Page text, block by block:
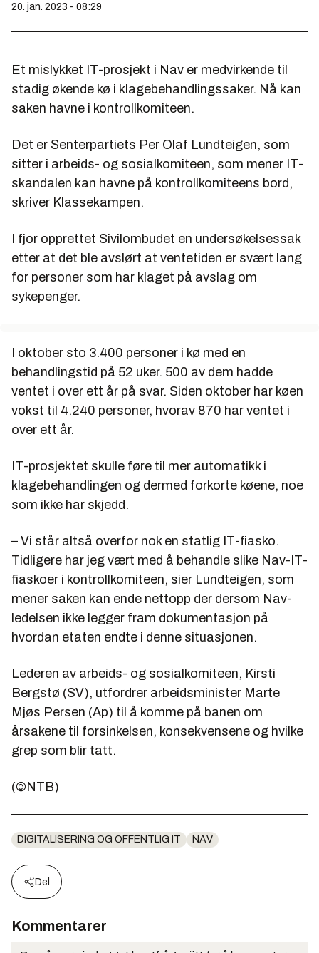
20. jan. 2023 - 08:29
Et mislykket IT-prosjekt i Nav er medvirkende til
stadig økende kø i klagebehandlingssaker. Nå kan
saken havne i kontrollkomiteen.
Det er Senterpartiets Per Olaf Lundteigen, som
sitter i arbeids- og sosialkomiteen, som mener IT-
skandalen kan havne på kontrollkomiteens bord,
skriver Klassekampen.
I fjor opprettet Sivilombudet en undersøkelsessak
etter at det ble avslørt at ventetiden er svært lang
for personer som har klaget på avslag om
sykepenger.
I oktober sto 3.400 personer i kø med en
behandlingstid på 52 uker. 500 av dem hadde
ventet i over ett år på svar. Siden oktober har køen
vokst til 4.240 personer, hvorav 870 har ventet i
over ett år.
IT-prosjektet skulle føre til mer automatikk i
klagebehandlingen og dermed forkorte køene, noe
som ikke har skjedd.
– Vi står altså overfor nok en statlig IT-fiasko.
Tidligere har jeg vært med å behandle slike Nav-IT-
fiaskoer i kontrollkomiteen, sier Lundteigen, som
mener saken kan ende nettopp der dersom Nav-
ledelsen ikke legger fram dokumentasjon på
hvordan etaten endte i denne situasjonen.
Lederen av arbeids- og sosialkomiteen, Kirsti
Bergstø (SV), utfordrer arbeidsminister Marte
Mjøs Persen (Ap) til å komme på banen om
årsakene til forsinkelsen, konsekvensene og hvilke
grep som blir tatt.
(©NTB)
DIGITALISERING OG OFFENTLIG IT NAV
Del
Kommentarer